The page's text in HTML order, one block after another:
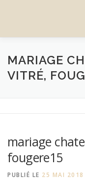
ACCUEIL
MARIAGE
VITRÉ,
mariage
fougere15
PUBLIÉ LE 25 MAI 2018